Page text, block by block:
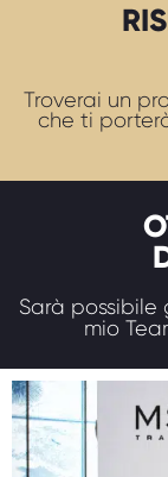
Troverai un
che ti
Sarà possibile
mio